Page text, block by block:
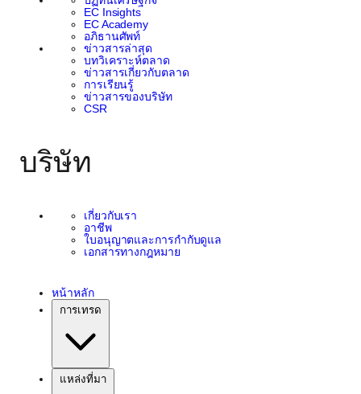
EC Insights
EC Academy
อภิธานศัพท์
ข่าวสารล่าสุด
บทวิเคราะห์ตลาด
ข่าวสารเกี่ยวกับตลาด
การเรียนรู้
ข่าวสารของบริษัท
CSR
บริษัท
เกี่ยวกับเรา
อาชีพ
ใบอนุญาตและการกำกับดูแล
เอกสารทางกฎหมาย
หน้าหลัก
การเทรด
แหล่งที่มา